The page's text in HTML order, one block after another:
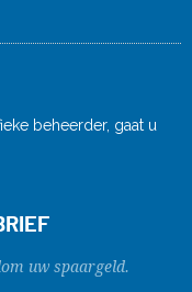
beheerder, gaat u
uw spaargeld.